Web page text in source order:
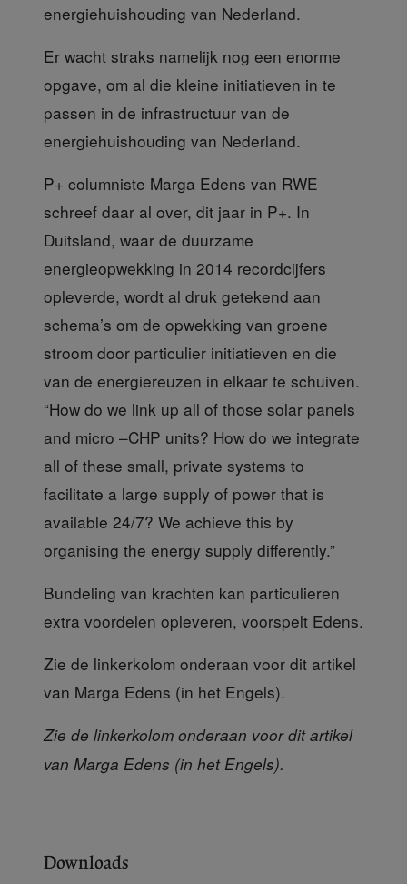
energiehuishouding van Nederland.
Er wacht straks namelijk nog een enorme
opgave, om al die kleine initiatieven in te
passen in de infrastructuur van de
energiehuishouding van Nederland.
P+ columniste Marga Edens van RWE
schreef daar al over, dit jaar in P+. In
Duitsland, waar de duurzame
energieopwekking in 2014 recordcijfers
opleverde, wordt al druk getekend aan
schema’s om de opwekking van groene
stroom door particulier initiatieven en die
van de energiereuzen in elkaar te schuiven.
“How do we link up all of those solar panels
and micro –CHP units? How do we integrate
all of these small, private systems to
facilitate a large supply of power that is
available 24/7? We achieve this by
organising the energy supply differently.”
Bundeling van krachten kan particulieren
extra voordelen opleveren, voorspelt Edens.
Zie de linkerkolom onderaan voor dit artikel
van Marga Edens (in het Engels).
Zie de linkerkolom onderaan voor dit artikel
van Marga Edens (in het Engels).
Downloads